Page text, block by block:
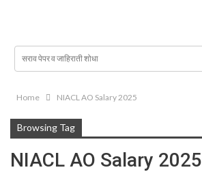
Home NIACL AO Salary 2025
Browsing Tag
NIACL AO Salary 2025